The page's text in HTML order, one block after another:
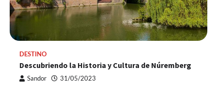
DESTINO
Descubriendo la Historia y Cultura de Núremberg
Sandor 31/05/2023